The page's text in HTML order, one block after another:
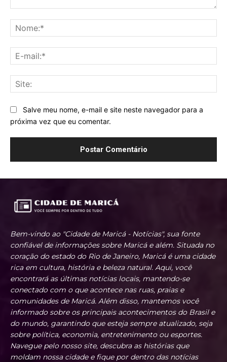
Salve meu nome, e-mail e site neste navegador para a
próxima vez que eu comentar.
Bem-vindo ao "Cidade de Maricá - Notícias", sua fonte
confiável de informações sobre Maricá e além. Situada no
coração do estado do Rio de Janeiro, Maricá é uma cidade
rica em cultura, história e beleza natural. Aqui, você
encontrará as últimas notícias locais, mantendo-se
conectado com o que acontece nas ruas, praias e
comunidades de Maricá. Além disso, mantemos você
informado sobre os principais acontecimentos do Brasil e
do mundo, garantindo que esteja sempre atualizado, seja
sobre política, economia, entretenimento ou esportes.
Navegue pelo nosso site, descubra as histórias que
moldam nossa cidade e fique por dentro das notícias